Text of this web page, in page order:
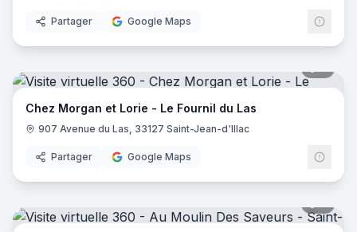
Partager Google Maps
Chez Morgan et Lorie - Le Fournil du Las
907 Avenue du Las, 33127 Saint-Jean-d'Illac
Partager Google Maps